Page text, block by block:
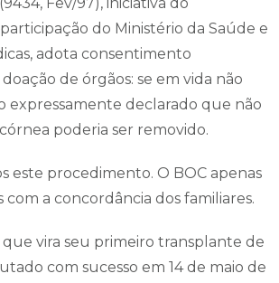
do Ministério da Saúde e
adota consentimento
de órgãos: se em vida não
expressamente declarado que não
poderia ser removido.
este procedimento. O BOC apenas
com a concordância dos familiares.
que vira seu primeiro transplante de
com sucesso em 14 de maio de